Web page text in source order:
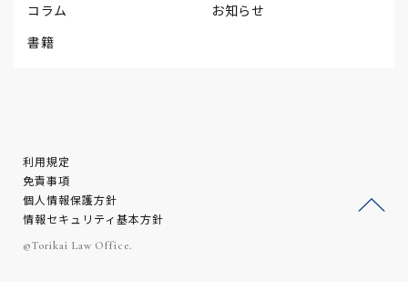
コラム
お知らせ
書籍
利用規定
免責事項
個人情報保護方針
情報セキュリティ基本方針
©Torikai Law Office.